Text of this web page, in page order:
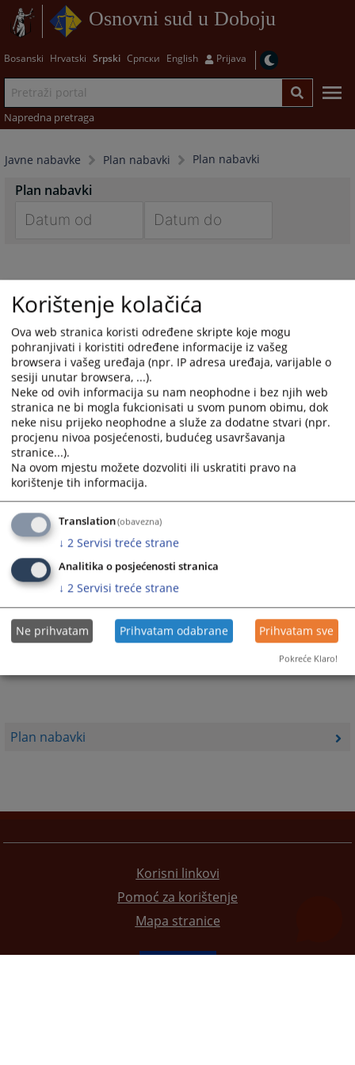
Osnovni sud u Doboju
Bosanski Hrvatski Srpski Српски English Prijava
Napredna pretraga
Javne nabavke Plan nabavki Plan nabavki
Plan nabavki
Plan nabavki
to
interact
with
the
calendar
and
select
a
date.
Press
the
question
mark
key
get
the
keyboard
shortcuts
for
changing
dates.
to
interact
with
the
calendar
and
select
a
date.
Press
question
mark
key
to
get
the
shortcuts
for
changing
dates.
Trenutno nema vijesti
Korisni linkovi
Pomoć za korištenje
Mapa stranice
Korištenje kolačića
Ova web stranica koristi određene skripte koje mogu
pohranjivati i koristiti određene informacije iz vašeg
browsera i vašeg uređaja (npr. IP adresa uređaja, varijable o
sesiji unutar browsera, ...).
Neke od ovih informacija su nam neophodne i bez njih web
stranica ne bi mogla fukcionisati u svom punom obimu, dok
neke nisu prijeko neophodne a služe za dodatne stvari (npr.
procjenu nivoa posjećenosti, budućeg usavršavanja
stranice...).
Na ovom mjestu možete dozvoliti ili uskratiti pravo na
korištenje tih informacija.
Translation(obavezna)
↓ 2 Servisi treće strane
Analitika o posjećenosti stranica
↓ 2 Servisi treće strane
Ne prihvatam Prihvatam odabrane Prihvatam sve
Pokreće Klaro!